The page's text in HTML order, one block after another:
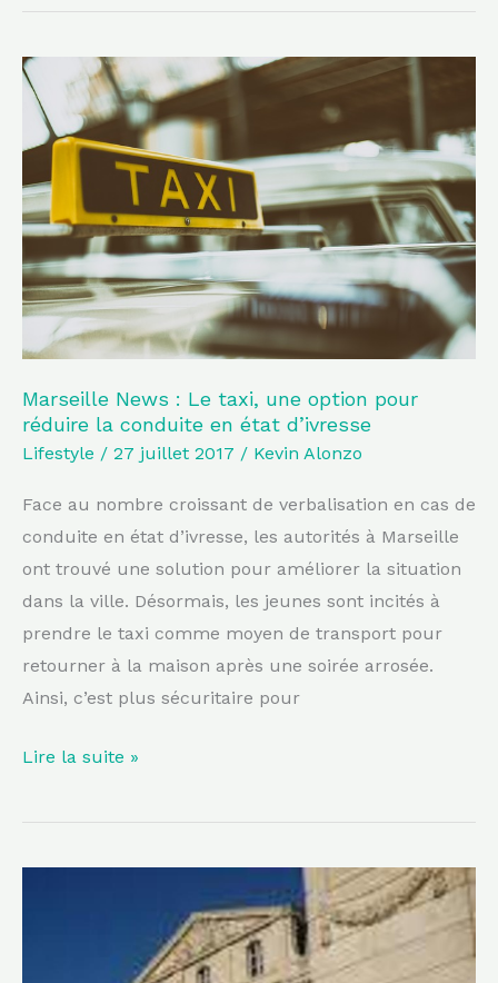
Marseille News : Le taxi, une option pour
réduire la conduite en état d’ivresse
Lifestyle / 27 juillet 2017 / Kevin Alonzo
Face au nombre croissant de verbalisation en cas de
conduite en état d’ivresse, les autorités à Marseille
ont trouvé une solution pour améliorer la situation
dans la ville. Désormais, les jeunes sont incités à
prendre le taxi comme moyen de transport pour
retourner à la maison après une soirée arrosée.
Ainsi, c’est plus sécuritaire pour
Marseille
News
taxi,
une
option
pour
réduire
la
conduite
en
état
Lire la suite »